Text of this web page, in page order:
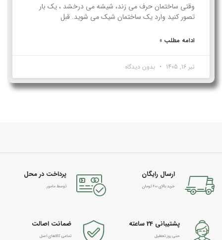
وقتی ساختمان حرف می زند، شیشه می درخشد ، یک بار
تصور کنید وارد یک ساختمان شیک می شوید. قبل
ادامه مطلب »
تیر 16, 1405 بدون دیدگاه
ارسال رایگان
خرید بالای 600 تومان
پرداخت در محل
توسط مامور
پشتیبانی 24 ساعته
حتی روز تعطیل
ضمانت اصالت
تمامی کالاهای اصل